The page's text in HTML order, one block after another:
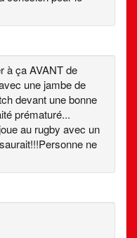
à ça AVANT de
une jambe de
devant une bonne
prématuré...
au rugby avec un
ne